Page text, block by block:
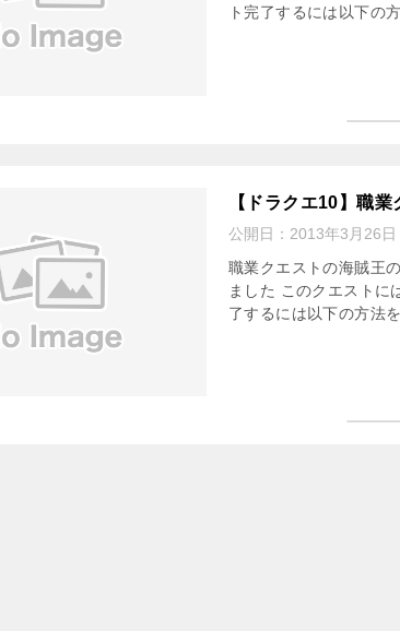
ト完了するには以下
【ドラクエ10】職
公開日： 2013年3月26日
職業クエストの海賊王
ました このクエストに
了するには以下の方法